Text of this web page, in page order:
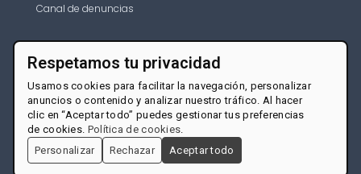
Canal de denuncias
Respetamos tu privacidad
Usamos cookies para facilitar la navegación, personalizar
anuncios o contenido y analizar nuestro tráfico. Al hacer
clic en “Aceptar todo” puedes gestionar tus preferencias
de cookies. Política de cookies.
Personalizar
Rechazar Aceptar todo